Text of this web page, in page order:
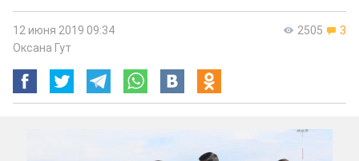
2505 3
12 июня 2019 09:34
Оксана Гут